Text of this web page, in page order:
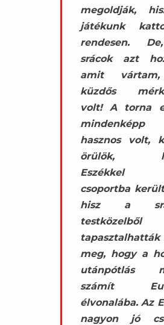
megoldják,
játékunk
rendesen.
srácok azt
amit
küzdős
volt! A torna
mindenképp
hasznos volt,
örülök,
Eszékkel
csoportba
hisz a
testközelből
tapasztalhatták
meg, hogy a
utánpótlás
számít
élvonalába. Az
nagyon jó